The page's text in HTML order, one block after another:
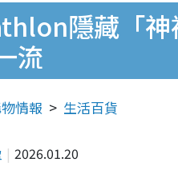
隱藏「神
流
情報 生活百貨
2026.01.20